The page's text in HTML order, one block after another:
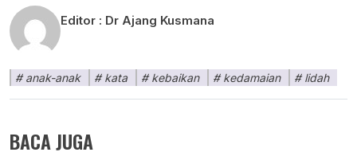
Editor : Dr Ajang Kusmana
anak-anak kata kebaikan kedamaian lidah
BACA JUGA